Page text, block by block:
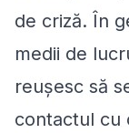
de criză. În
medii de
reușesc să
contactul cu